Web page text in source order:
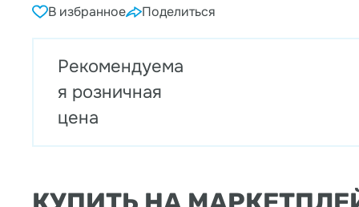
В избранное Поделиться
Рекомендуема
я розничная
цена